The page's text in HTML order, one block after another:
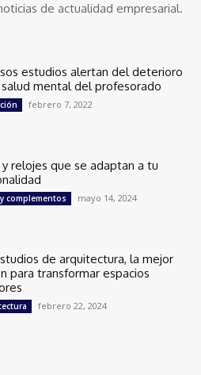
de actualidad empresarial.
estudios alertan del deterioro
mental del profesorado
febrero 7, 2022
y relojes que se adaptan a tu
complementos mayo 14, 2024
de arquitectura, la mejor
para transformar espacios
febrero 22, 2024